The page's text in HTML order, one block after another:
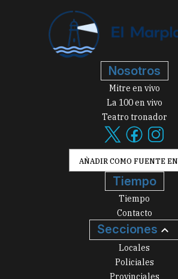
Nosotros
Mitre en vivo
La 100 en vivo
Teatro tronador
AÑADIR COMO FUENTE EN
Tiempo
Tiempo
Contacto
Secciones
Locales
Policiales
Provinciales